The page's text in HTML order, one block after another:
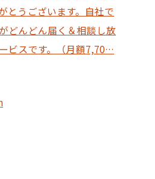
とうございます。自社で
どんどん届く＆相談し放
ビスです。（月額7,70…